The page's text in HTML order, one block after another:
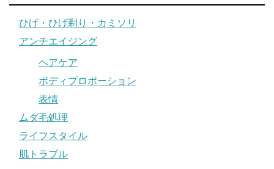
ひげ・ひげ剃り・カミソリ
アンチエイジング
ヘアケア
ボディプロポーション
表情
ムダ毛処理
ライフスタイル
肌トラブル